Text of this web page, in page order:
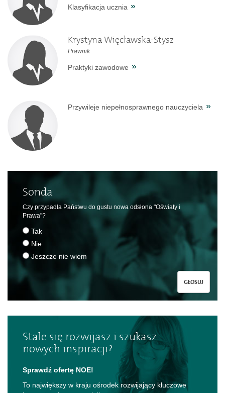
Klasyfikacja ucznia
Krystyna Więcławska-Stysz
Prawnik
Praktyki zawodowe
Przywileje niepełnosprawnego nauczyciela
Sonda
Czy przypadła Państwu do gustu nowa odsłona "Oświaty i
Prawa"?
Tak
Nie
Jeszcze nie wiem
GŁOSUJ
Stale się rozwijasz i szukasz
nowych inspiracji?
Sprawdź ofertę NOE!
To największy w kraju ośrodek rozwijający kluczowe